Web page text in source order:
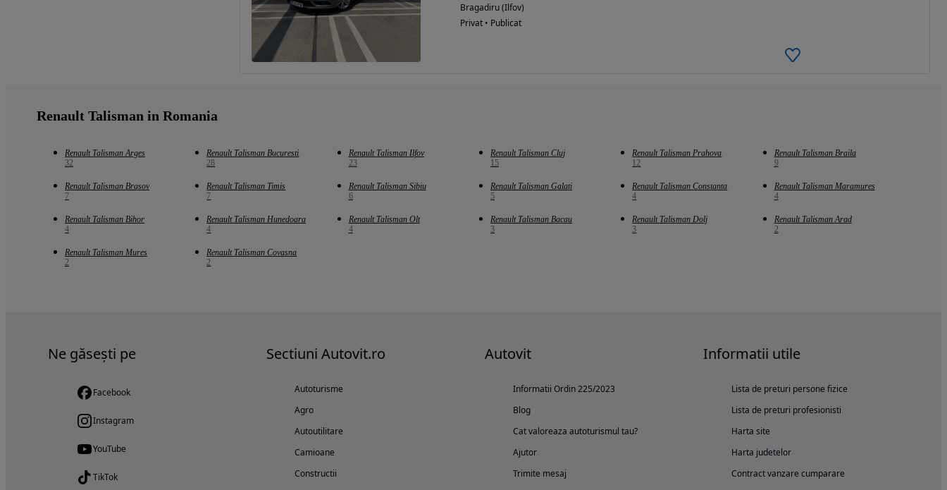
Bragadiru (Ilfov)
Privat • Publicat
Renault Talisman in Romania
Renault Talisman Arges
32
Renault Talisman Bucuresti
28
Renault Talisman Ilfov
23
Renault Talisman Cluj
15
Renault Talisman Prahova
12
Renault Talisman Braila
9
Renault Talisman Brasov
7
Renault Talisman Timis
7
Renault Talisman Sibiu
6
Renault Talisman Galati
5
Renault Talisman Constanta
4
Renault Talisman Maramures
4
Renault Talisman Bihor
4
Renault Talisman Hunedoara
4
Renault Talisman Olt
4
Renault Talisman Bacau
3
Renault Talisman Dolj
3
Renault Talisman Arad
2
Renault Talisman Mures
2
Renault Talisman Covasna
2
Ne găsești pe
Facebook
Instagram
YouTube
TikTok
Sectiuni Autovit.ro
Autoturisme
Agro
Autoutilitare
Camioane
Constructii
Autovit
Informatii Ordin 225/2023
Blog
Cat valoreaza autoturismul tau?
Ajutor
Trimite mesaj
Informatii utile
Lista de preturi persone fizice
Lista de preturi profesionisti
Harta site
Harta judetelor
Contract vanzare cumparare